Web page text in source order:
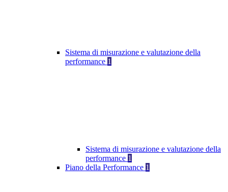
Sistema di misurazione e valutazione della
performance 1
Sistema di misurazione e valutazione della
performance 1
Piano della Performance 1